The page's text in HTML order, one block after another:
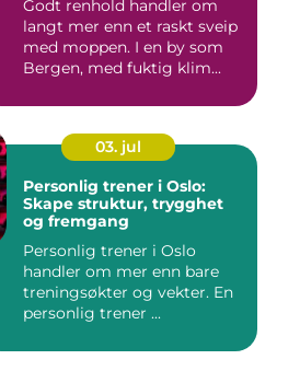
Godt renhold handler om
langt mer enn et raskt sveip
med moppen. I en by som
Bergen, med fuktig klim...
03. jul
Personlig trener i Oslo:
Skape struktur, trygghet
og fremgang
Personlig trener i Oslo
handler om mer enn bare
treningsøkter og vekter. En
personlig trener ...